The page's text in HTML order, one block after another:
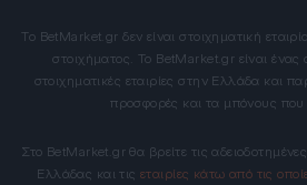
Το BetMarket.gr δεν είναι στοιχηματική
στοιχήματος. Το BetMarket.gr είναι ένας
στοιχηματικές εταιρίες στην Ελλάδα και
προσφορές και τα μπόνους
Στο BetMarket.gr θα βρείτε τις αδειοδοτημένες
Ελλάδας και τιςεταιρίες κάτω από τις